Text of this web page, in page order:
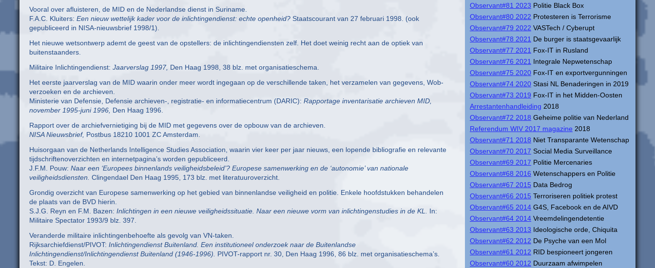
Observant#81 2023 Politie Black Box
Observant#80 2022 Protesteren is Terrorisme
Observant#79 2022 VASTech / Cyberupt
Observant#78 2021 De burger is staatsgevaarlijk
Observant#77 2021 Fox-IT in Rusland
Observant#76 2021 Integrale Nepwetenschap
Observant#75 2020 Fox-IT en exportvergunningen
Observant#74 2020 Stasi NL Benaderingen in 2019
Observant#73 2019 Fox-IT in het Midden-Oosten
Arrestantenhandleiding 2018
Observant#72 2018 Geheime politie van Nederland
Referendum WIV 2017 magazine 2018
Observant#71 2018 Niet Transparante Wetenschap
Observant#70 2017 Social Media Surveillance
Observant#69 2017 Politie Mercenaries
Observant#68 2016 Wetenschappers en Politie
Observant#67 2015 Data Bedrog
Observant#66 2015 Terroriseren politiek protest
Observant#65 2014 G4S, Facebook en de AIVD
Observant#64 2014 Vreemdelingendetentie
Observant#63 2013 Ideologische orde, Chiquita
Observant#62 2012 De Psyche van een Mol
Observant#61 2012 RID bespioneert jongeren
Observant#60 2012 Duurzaam afwimpelen
Vooral over afluisteren, de MID en de Nederlandse dienst in Suriname.
F.A.C. Kluiters: Een nieuw wettelijk kader voor de inlichtingendienst: echte openheid? Staatscourant van 27 februari 1998. (ook
gepubliceerd in NISA-nieuwsbrief 1998/1).
Het nieuwe wetsontwerp ademt de geest van de opstellers: de inlichtingendiensten zelf. Het doet weinig recht aan de optiek van
buitenstaanders.
Militaire Inlichtingendienst: Jaarverslag 1997, Den Haag 1998, 38 blz. met organisatieschema.
Het eerste jaarverslag van de MID waarin onder meer wordt ingegaan op de verschillende taken, het verzamelen van gegevens, Wob-
verzoeken en de archieven.
Ministerie van Defensie, Defensie archieven-, registratie- en informatiecentrum (DARIC): Rapportage inventarisatie archieven MID,
november 1995-juni 1996, Den Haag 1996.
Rapport over de archiefvernietiging bij de MID met gegevens over de opbouw van de archieven.
NISA Nieuwsbrief, Postbus 18210 1001 ZC Amsterdam.
Huisorgaan van de Netherlands Intelligence Studies Association, waarin vier keer per jaar nieuws, een lopende bibliografie en relevante
tijdschriftenoverzichten en internetpagina’s worden gepubliceerd.
J.F.M. Pouw: Naar een ‘Europees binnenlands veiligheidsbeleid’? Europese samenwerking en de ‘autonomie’ van nationale
veiligheidsdiensten. Clingendael Den Haag 1995, 173 blz. met literatuuroverzicht.
Grondig overzicht van Europese samenwerking op het gebied van binnenlandse veiligheid en politie. Enkele hoofdstukken behandelen
de plaats van de BVD hierin.
S.J.G. Reyn en F.M. Bazen: Inlichtingen in een nieuwe veiligheidssituatie. Naar een nieuwe vorm van inlichtingenstudies in de KL.
In:
Militaire Spectator 1993/9 blz. 397.
Veranderde militaire inlichtingenbehoefte als gevolg van VN-taken.
Rijksarchiefdienst/PIVOT: Inlichtingendienst Buitenland. Een institutioneel onderzoek naar de Buitenlandse
Inlichtingendienst/Inlichtingendienst Buitenland (1946-1996).
PIVOT-rapport nr. 30, Den Haag 1996, 86 blz. met organisatieschema’s.
Tekst: D. Engelen.